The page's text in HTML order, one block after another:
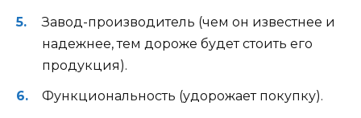
Завод-производитель (чем он известнее и
надежнее, тем дороже будет стоить его
продукция).
Функциональность (удорожает покупку).